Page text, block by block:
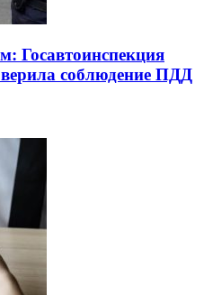
Госавтоинспекция
соблюдение ПДД